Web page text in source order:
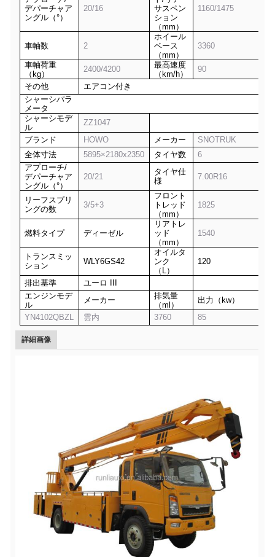
デパーチャア
ングル（°）
20/16
サスペン
ション
（mm）
1160/1475
車軸数 2
ホイール
ベース
（mm）
3360
車軸荷重
（kg）
2400/4200
最高速度
（km/h）
90
その他
エアコン付き
シャーシパラ
メータ
シャーシモデ
ル
ZZ1047
ブランド
HOWO メーカー
SNOTRUK
全体寸法
5895×2180x2350 タイヤ数
6
アプローチ/
デパーチャア
ングル（°）
20/21
タイヤ仕
様
7.00R16
リーフスプリ
ングの数
3/5+3
フロント
トレッド
（mm）
1825
燃料タイプ ディーゼル
リアトレ
ッド
（mm）
1540
トランスミッ
ション
WLY6GS42
オイルタ
ンク
（L）
120
排出基準 ユーロ
エンジンモデ
ル
メーカー
排気量
（ml）
出力（kw）
YN4102QBZL
雲内 3760 85
詳細画像